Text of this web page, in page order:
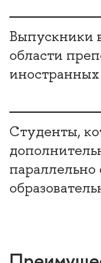
Выпускники
области
Студенты,